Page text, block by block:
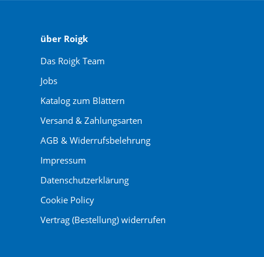
über Roigk
Das Roigk Team
Jobs
Katalog zum Blättern
Versand & Zahlungsarten
AGB & Widerrufsbelehrung
Impressum
Datenschutzerklärung
Cookie Policy
Vertrag (Bestellung) widerrufen